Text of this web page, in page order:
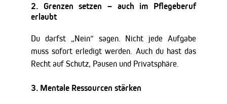
2. Grenzen setzen – auch im Pflegeberuf
erlaubt
Du darfst „Nein“ sagen. Nicht jede Aufgabe
muss sofort erledigt werden. Auch du hast das
Recht auf Schutz, Pausen und Privatsphäre.
3. Mentale Ressourcen stärken